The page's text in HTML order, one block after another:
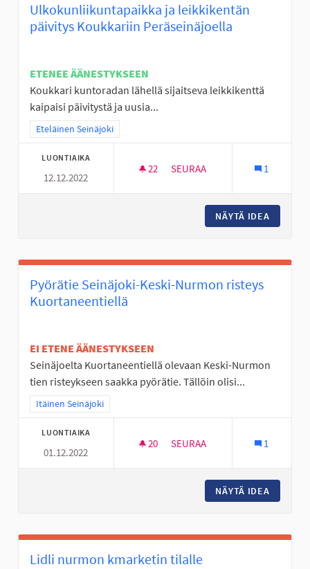
Ulkokunliikuntapaikka ja leikkikentän
päivitys Koukkariin Peräseinäjoella
ETENEE ÄÄNESTYKSEEN
Koukkari kuntoradan lähellä sijaitseva leikkikenttä
kaipaisi päivitystä ja uusia...
Rajaa tulokset teeman mukaan: Eteläinen Seinäjoki
Eteläinen Seinäjoki
LUONTIAIKA
12.12.2022
22 22 SEURAAJAA
SEURAA 1
NÄYTÄ IDEA
Pyörätie Seinäjoki-Keski-Nurmon risteys
Kuortaneentiellä
EI ETENE ÄÄNESTYKSEEN
Seinäjoelta Kuortaneentiellä olevaan Keski-Nurmon
tien risteykseen saakka pyörätie. Tällöin olisi...
Rajaa tulokset teeman mukaan: Itäinen Seinäjoki
Itäinen Seinäjoki
LUONTIAIKA
01.12.2022
20 20 SEURAAJAA
SEURAA 1
NÄYTÄ IDEA
Lidli nurmon kmarketin tilalle